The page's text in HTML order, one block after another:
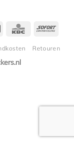
GiroPay KBC
Retouren